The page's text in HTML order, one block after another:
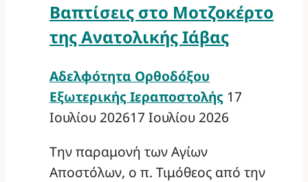
Βαπτίσεις στο Μοτζοκέρτο
της Ανατολικής Ιάβας
Αδελφότητα Ορθοδόξου
Εξωτερικής Ιεραποστολής 17
Ιουλίου 202617 Ιουλίου 2026
Την παραμονή των Αγίων
Αποστόλων, ο π. Τιμόθεος από την